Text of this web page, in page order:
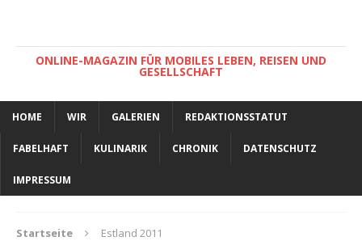
ONLINE-MAGAZIN FÜR MOBILES LEBEN, REISEN UND
GESELLSCHAFT
HOME WIR GALERIEN REDAKTIONSSTATUT
FABELHAFT KULINARIK CHRONIK DATENSCHUTZ
IMPRESSUM
Startseite Estland 2011